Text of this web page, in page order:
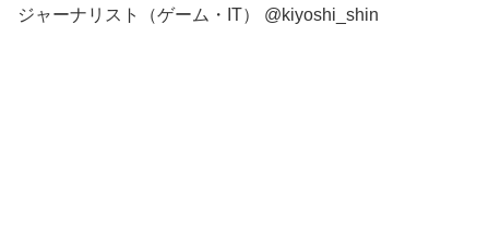
ジャーナリスト（ゲーム・IT） @kiyoshi_shin